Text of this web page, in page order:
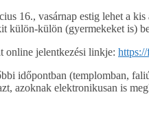
16., vasárnap estig lehet a
külön-külön (gyermekeket is)
online jelentkezési linkje:
időpontban (templomban,
azoknak elektronikusan is